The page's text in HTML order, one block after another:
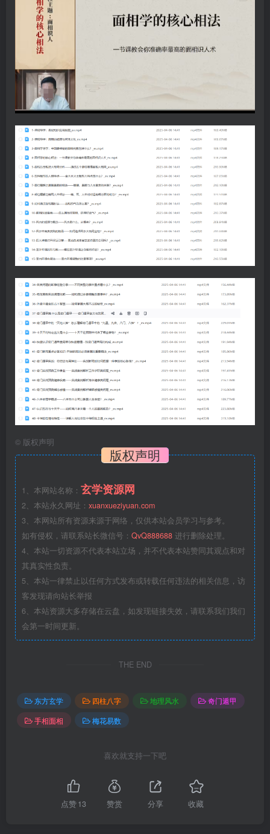
© 版权声明
版权声明
1、本网站名称： 玄学资源网
2、本站永久网址： xuanxueziyuan.com
3、本网站所有资源来源于网络，仅供本站会员学习与参考。
如有侵权，请联系站长微信号： QvQ888688 进行删除处理。
4、本站一切资源不代表本站立场，并不代表本站赞同其观点和对
其真实性负责。
5、本站一律禁止以任何方式发布或转载任何违法的相关信息，访
客发现请向站长举报
6、本站资源大多存储在云盘，如发现链接失效，请联系我们我们
会第一时间更新。
THE END
东方玄学 四柱八字 地理风水
奇门遁甲
手相面相
梅花易数
喜欢就支持一下吧
点赞13 赞赏 分享 收藏